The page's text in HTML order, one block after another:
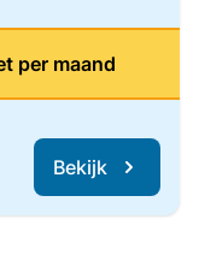
per maand
Bekijk